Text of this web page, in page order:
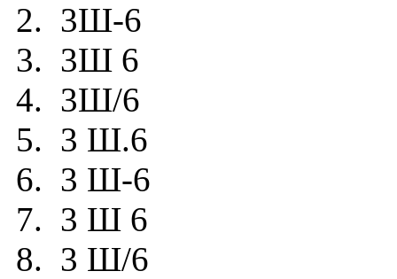
2. 3Ш-6
3. 3Ш 6
4. 3Ш/6
5. 3 Ш.6
6. 3 Ш-6
7. 3 Ш 6
8. 3 Ш/6